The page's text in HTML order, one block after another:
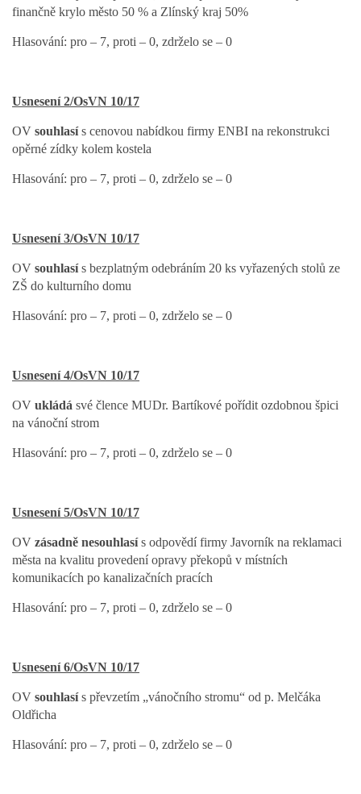
finančně krylo město 50 % a Zlínský kraj 50%
Hlasování: pro – 7, proti – 0, zdrželo se – 0
Usnesení 2/OsVN 10/17
OV souhlasís cenovou nabídkou firmy ENBI na rekonstrukci
opěrné zídky kolem kostela
Hlasování: pro – 7, proti – 0, zdrželo se – 0
Usnesení 3/OsVN 10/17
OV souhlasís bezplatným odebráním 20 ks vyřazených stolů ze
ZŠ do kulturního domu
Hlasování: pro – 7, proti – 0, zdrželo se – 0
Usnesení 4/OsVN 10/17
OV ukládá své člence MUDr. Bartíkové pořídit ozdobnou špici
na vánoční strom
Hlasování: pro – 7, proti – 0, zdrželo se – 0
Usnesení 5/OsVN 10/17
OV zásadně nesouhlasís odpovědí firmy Javorník na reklamaci
města na kvalitu provedení opravy překopů v místních
komunikacích po kanalizačních pracích
Hlasování: pro – 7, proti – 0, zdrželo se – 0
Usnesení 6/OsVN 10/17
OV souhlasís převzetím „vánočního stromu“ od p. Melčáka
Oldřicha
Hlasování: pro – 7, proti – 0, zdrželo se – 0